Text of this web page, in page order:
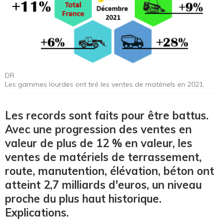
DR
Les gammes lourdes ont tiré les ventes de matériels en 2021.
Les records sont faits pour être battus.
Avec une progression des ventes en
valeur de plus de 12 % en valeur, les
ventes de matériels de terrassement,
route, manutention, élévation, béton ont
atteint 2,7 milliards d'euros, un niveau
proche du plus haut historique.
Explications.